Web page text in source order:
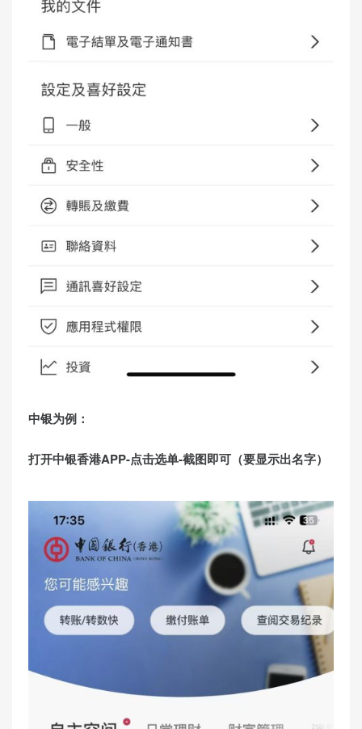
中银为例：
打开中银香港APP-点击选单-截图即可（要显示出名字）